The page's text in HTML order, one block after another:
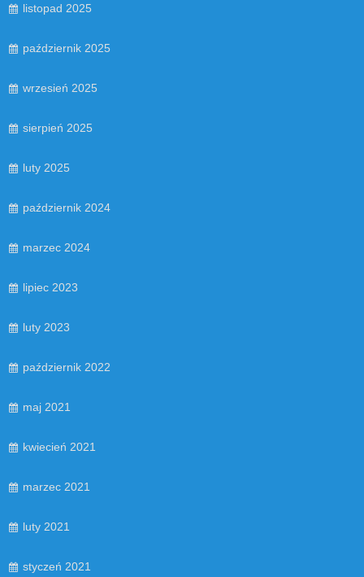
listopad 2025
październik 2025
wrzesień 2025
sierpień 2025
luty 2025
październik 2024
marzec 2024
lipiec 2023
luty 2023
październik 2022
maj 2021
kwiecień 2021
marzec 2021
luty 2021
styczeń 2021